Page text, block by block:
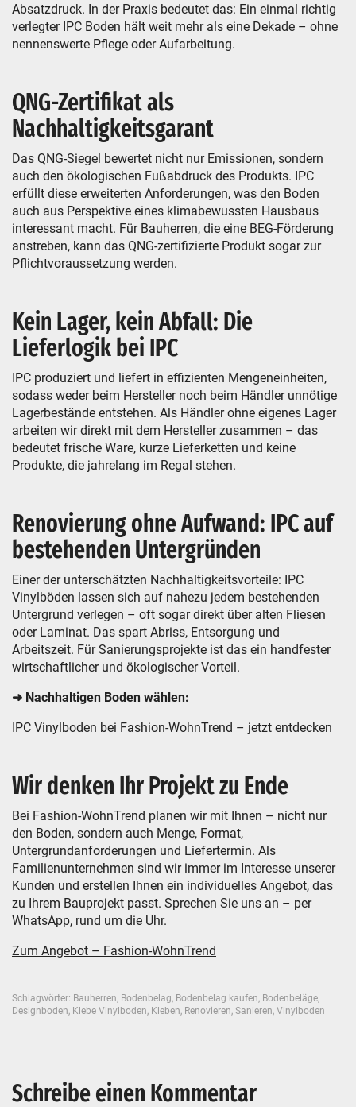
Absatzdruck. In der Praxis bedeutet das: Ein einmal richtig
verlegter IPC Boden hält weit mehr als eine Dekade – ohne
nennenswerte Pflege oder Aufarbeitung.
QNG-Zertifikat als
Nachhaltigkeitsgarant
Das QNG-Siegel bewertet nicht nur Emissionen, sondern
auch den ökologischen Fußabdruck des Produkts. IPC
erfüllt diese erweiterten Anforderungen, was den Boden
auch aus Perspektive eines klimabewussten Hausbaus
interessant macht. Für Bauherren, die eine BEG-Förderung
anstreben, kann das QNG-zertifizierte Produkt sogar zur
Pflichtvoraussetzung werden.
Kein Lager, kein Abfall: Die
Lieferlogik bei IPC
IPC produziert und liefert in effizienten Mengeneinheiten,
sodass weder beim Hersteller noch beim Händler unnötige
Lagerbestände entstehen. Als Händler ohne eigenes Lager
arbeiten wir direkt mit dem Hersteller zusammen – das
bedeutet frische Ware, kurze Lieferketten und keine
Produkte, die jahrelang im Regal stehen.
Renovierung ohne Aufwand: IPC auf
bestehenden Untergründen
Einer der unterschätzten Nachhaltigkeitsvorteile: IPC
Vinylböden lassen sich auf nahezu jedem bestehenden
Untergrund verlegen – oft sogar direkt über alten Fliesen
oder Laminat. Das spart Abriss, Entsorgung und
Arbeitszeit. Für Sanierungsprojekte ist das ein handfester
wirtschaftlicher und ökologischer Vorteil.
➜ Nachhaltigen Boden wählen:
IPC Vinylboden bei Fashion-WohnTrend – jetzt entdecken
Wir denken Ihr Projekt zu Ende
Bei Fashion-WohnTrend planen wir mit Ihnen – nicht nur
den Boden, sondern auch Menge, Format,
Untergrundanforderungen und Liefertermin. Als
Familienunternehmen sind wir immer im Interesse unserer
Kunden und erstellen Ihnen ein individuelles Angebot, das
zu Ihrem Bauprojekt passt. Sprechen Sie uns an – per
WhatsApp, rund um die Uhr.
Zum Angebot – Fashion-WohnTrend
Schlagwörter: Bauherren, Bodenbelag, Bodenbelag kaufen, Bodenbeläge,
Designboden, Klebe Vinylboden, Kleben, Renovieren, Sanieren, Vinylboden
Schreibe einen Kommentar